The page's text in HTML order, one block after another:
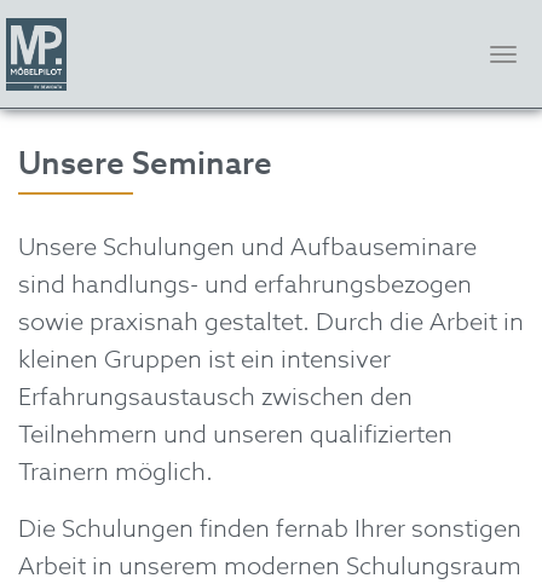
to
main
content
Unsere Seminare
Unsere Schulungen und Aufbauseminare
sind handlungs- und erfahrungsbezogen
sowie praxisnah gestaltet. Durch die Arbeit in
kleinen Gruppen ist ein intensiver
Erfahrungsaustausch zwischen den
Teilnehmern und unseren qualifizierten
Trainern möglich.
Die Schulungen finden fernab Ihrer sonstigen
Arbeit in unserem modernen Schulungsraum